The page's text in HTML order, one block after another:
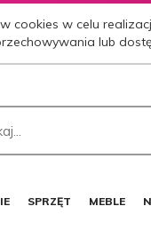
cookies w celu
lub
SPRZĘT MEBLE